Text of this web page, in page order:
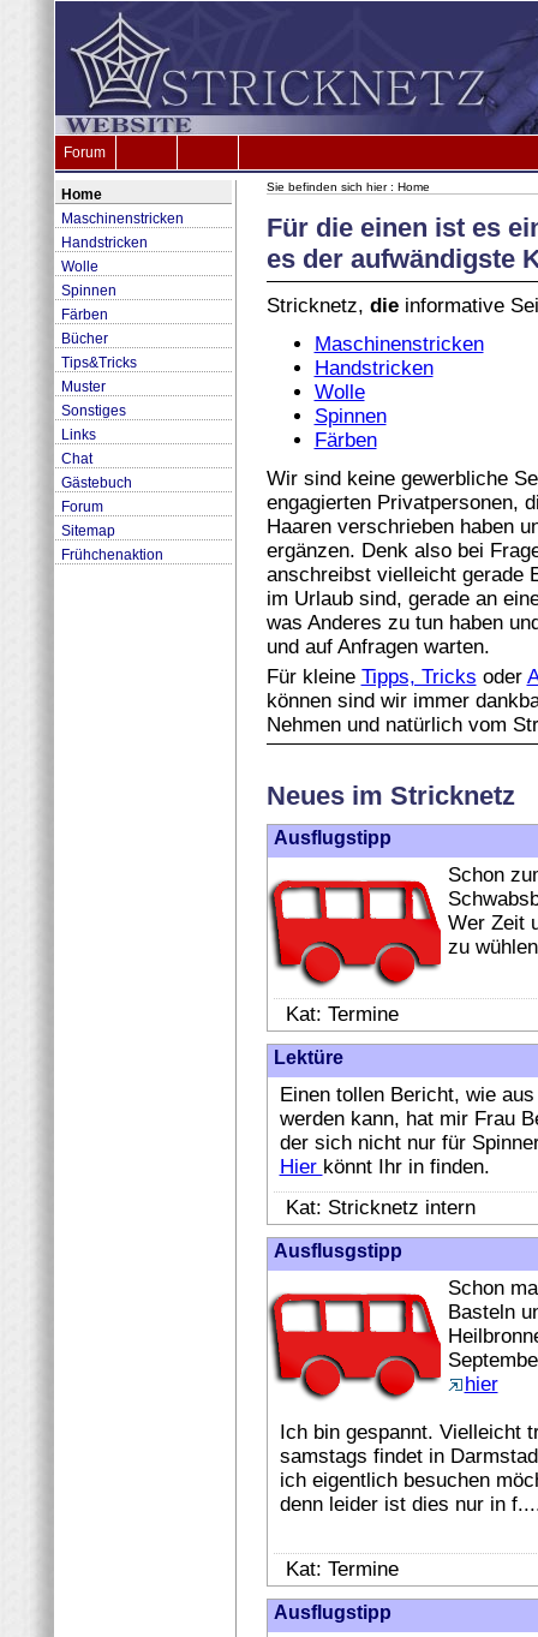
Forum
Home
Maschinenstricken
Handstricken
Wolle
Spinnen
Färben
Bücher
Tips&Tricks
Muster
Sonstiges
Links
Chat
Gästebuch
Forum
Sitemap
Frühchenaktion
Sie befinden sich hier : Home
Für die einen ist es
es der aufwändigste
Stricknetz, die informative
Maschinenstricken
Handstricken
Wolle
Spinnen
Färben
Wir sind keine gewerbliche
engagierten Privatpersonen,
Haaren verschrieben haben
ergänzen. Denk also bei
anschreibst vielleicht gerade
im Urlaub sind, gerade an
was Anderes zu tun haben
und auf Anfragen warten.
Für kleine Tipps, Tricks oder
können sind wir immer
Nehmen und natürlich vom
Neues im Stricknetz
Ausflugstipp
Schon
Wer Zeit
zu
Kat: Termine
Lektüre
Einen tollen Bericht, wie
werden kann, hat mir Frau
der sich nicht nur für
Hier könnt Ihr in finden.
Kat: Stricknetz intern
Ausflusgstipp
Schon
Basteln
hier
Ich bin gespannt. Vielleicht
samstags findet in
ich eigentlich besuchen
denn leider ist dies nur in
Kat: Termine
Ausflugstipp